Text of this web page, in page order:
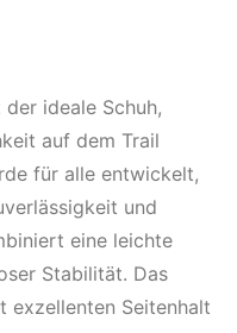
ideale Schuh,
auf dem Trail
für alle entwickelt,
und
eine leichte
Stabilität. Das
exzellenten Seitenhalt